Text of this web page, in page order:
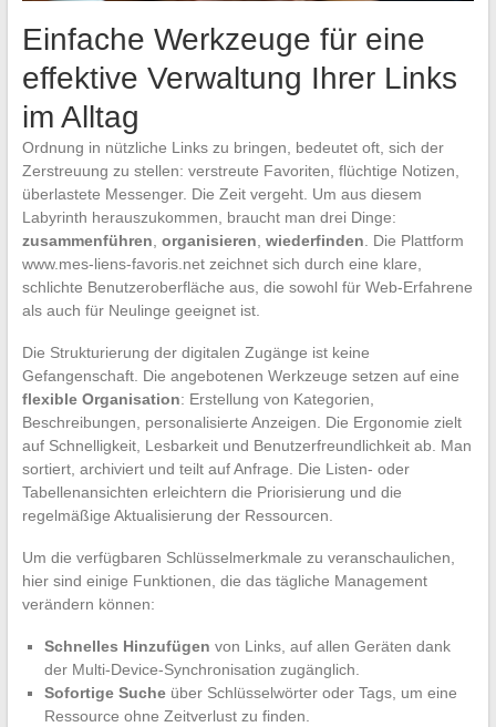
Einfache Werkzeuge für eine
effektive Verwaltung Ihrer Links
im Alltag
Ordnung in nützliche Links zu bringen, bedeutet oft, sich der
Zerstreuung zu stellen: verstreute Favoriten, flüchtige Notizen,
überlastete Messenger. Die Zeit vergeht. Um aus diesem
Labyrinth herauszukommen, braucht man drei Dinge:
zusammenführen organisieren wiederfinden . Die Plattform
www.mes-liens-favoris.net zeichnet sich durch eine klare,
schlichte Benutzeroberfläche aus, die sowohl für Web-Erfahrene
als auch für Neulinge geeignet ist.
Die Strukturierung der digitalen Zugänge ist keine
Gefangenschaft. Die angebotenen Werkzeuge setzen auf eine
flexible Organisation: Erstellung von Kategorien,
Beschreibungen, personalisierte Anzeigen. Die Ergonomie zielt
auf Schnelligkeit, Lesbarkeit und Benutzerfreundlichkeit ab. Man
sortiert, archiviert und teilt auf Anfrage. Die Listen- oder
Tabellenansichten erleichtern die Priorisierung und die
regelmäßige Aktualisierung der Ressourcen.
Um die verfügbaren Schlüsselmerkmale zu veranschaulichen,
hier sind einige Funktionen, die das tägliche Management
verändern können:
Schnelles Hinzufügen von Links, auf allen Geräten dank
der Multi-Device-Synchronisation zugänglich.
Sofortige Sucheüber Schlüsselwörter oder Tags, um eine
Ressource ohne Zeitverlust zu finden.